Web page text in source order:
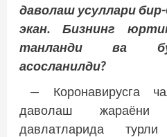
даволаш усуллари
экан. Бизнинг
танланди ва
асосланилди?
— Коронавирусга
даволаш жараёни
давлатларида